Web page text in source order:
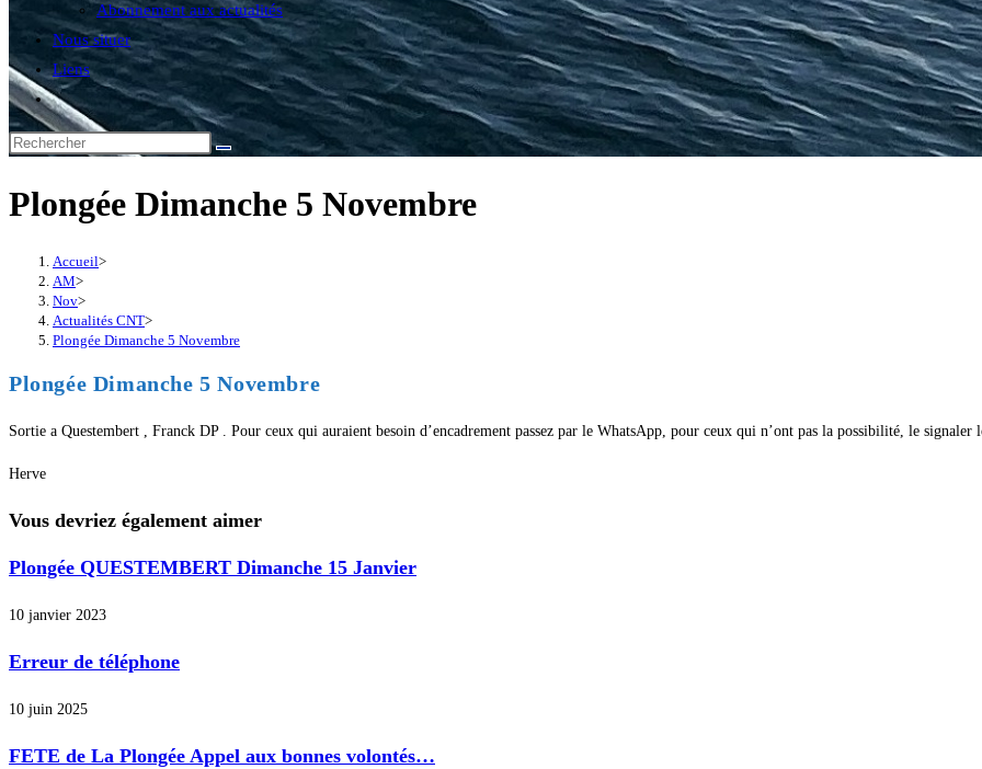
Abonnement aux actualités
Nous situer
Liens
Toggle
website
search
Plongée Dimanche 5 Novembre
Accueil>
AM>
Nov>
Actualités CNT>
Plongée Dimanche 5 Novembre
Plongée Dimanche 5 Novembre
Sortie a Questembert , Franck DP . Pour ceux qui auraient besoin d’encadrement passez par le WhatsApp, pour ceux qui n’ont pas la possibilité, le
Herve
Vous devriez également aimer
Plongée QUESTEMBERT Dimanche 15 Janvier
10 janvier 2023
Erreur de téléphone
10 juin 2025
FETE de La Plongée Appel aux bonnes volontés…